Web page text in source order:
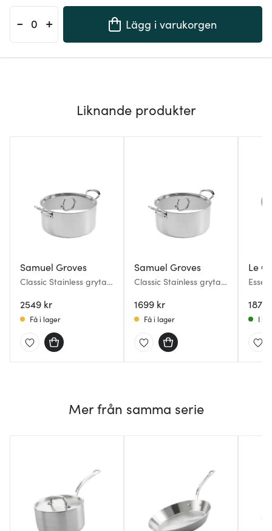
- + Lägg i varukorgen
Liknande produkter
Samuel Groves
Classic Stainless gryta
2549 kr
Få i lager
Samuel Groves
Classic Stainless gryta
1699 kr
Få i lager
Le
lock
1879
I
Mer från samma serie